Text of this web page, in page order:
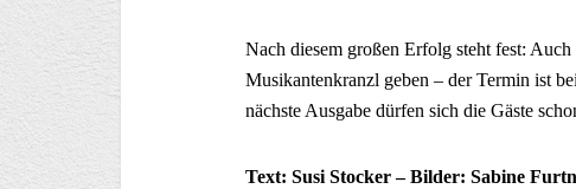
Nach diesem großen Erfolg steht fest:
Musikantenkranzl geben – der Termin ist
nächste Ausgabe dürfen sich die Gäste
Text: Susi Stocker – Bilder: Sabine